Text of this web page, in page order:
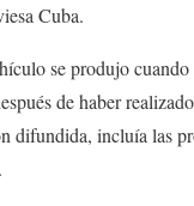
Cuba.
se produjo
de haber
difundida, incluía las